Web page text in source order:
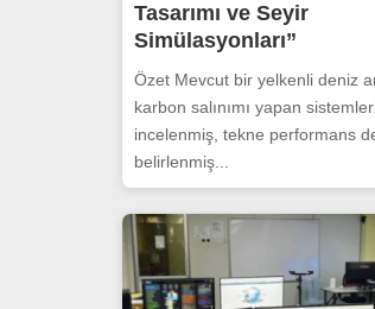
Tasarımı ve Seyir
Simülasyonları”
Özet Mevcut bir yelkenli deniz
karbon salınımı yapan
incelenmiş, tekne performans
belirlenmiş...